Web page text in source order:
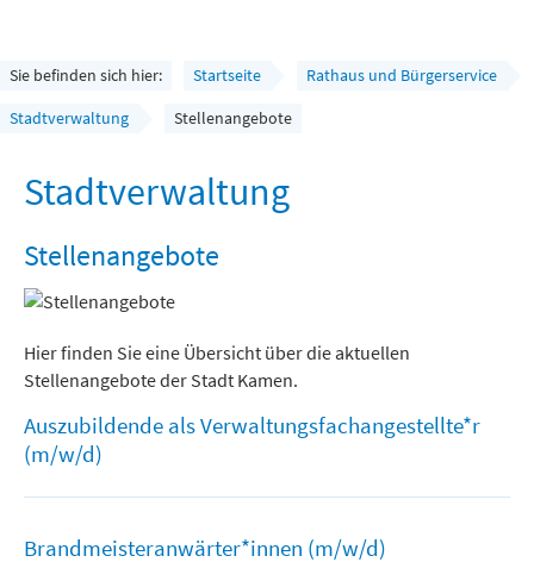
Rathaus und Bürgerservice
Wirtschaft und Planen
Sie befinden sich hier: Startseite
Rathaus und Bürgerservice
Stadtverwaltung
Stellenangebote
Stadtverwaltung
Stellenangebote
Hier finden Sie eine Übersicht über die aktuellen
Stellenangebote der Stadt Kamen.
Auszubildende als Verwaltungsfachangestellte*r
(m/w/d)
Brandmeisteranwärter*innen (m/w/d)